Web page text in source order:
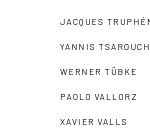
JACQUES
YANNIS
WERNER TÜBKE
PAOLO VALLORZ
XAVIER VALLS